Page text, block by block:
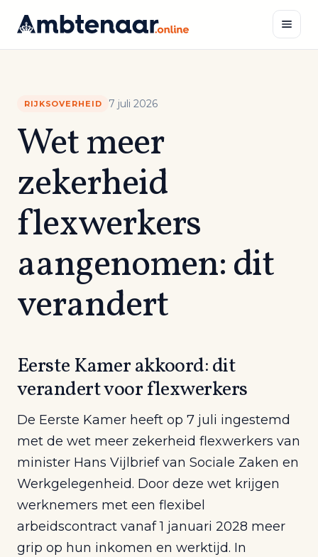
inhoud
RIJKSOVERHEID 7 juli 2026
Wet meer
zekerheid
flexwerkers
aangenomen: dit
verandert
Eerste Kamer akkoord: dit
verandert voor flexwerkers
De Eerste Kamer heeft op 7 juli ingestemd
met de wet meer zekerheid flexwerkers van
minister Hans Vijlbrief van Sociale Zaken en
Werkgelegenheid. Door deze wet krijgen
werknemers met een flexibel
arbeidscontract vanaf 1 januari 2028 meer
grip op hun inkomen en werktijd. In